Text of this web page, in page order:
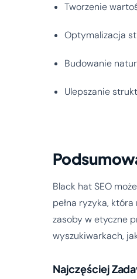
Tworzenie
Optymalizacja
Budowanie
Ulepszanie
Black hat SEO
pełna ryzyka,
zasoby w etyczne
wyszukiwarkach,
Najczęściej